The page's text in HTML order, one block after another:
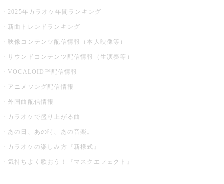
2025年カラオケ年間ランキング
新曲トレンドランキング
映像コンテンツ配信情報（本人映像等）
サウンドコンテンツ配信情報（生演奏等）
VOCALOID™配信情報
アニメソング配信情報
外国曲配信情報
カラオケで盛り上がる曲
あの日、あの時、あの音楽。
カラオケの楽しみ方『新様式』
気持ちよく歌おう！『マスクエフェクト』